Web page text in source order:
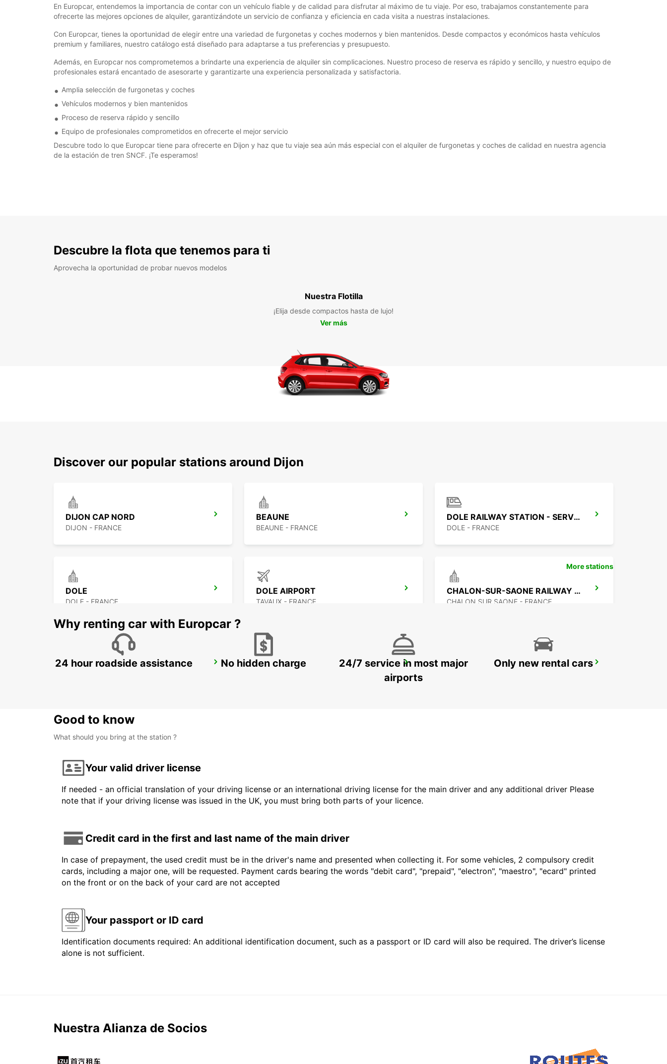
*Con cargos extras
días festivos.
+33 (0) 358287804
En Europcar, entendemos la importancia de contar con un vehículo fiable y de calidad para disfrutar al máximo de tu viaje. Por eso, trabajamos constantemente para
ofrecerte las mejores opciones de alquiler, garantizándote un servicio de confianza y eficiencia en cada visita a nuestras instalaciones.
Con Europcar, tienes la oportunidad de elegir entre una variedad de furgonetas y coches modernos y bien mantenidos. Desde compactos y económicos hasta vehículos
premium y familiares, nuestro catálogo está diseñado para adaptarse a tus preferencias y presupuesto.
Además, en Europcar nos comprometemos a brindarte una experiencia de alquiler sin complicaciones. Nuestro proceso de reserva es rápido y sencillo, y nuestro equipo de
profesionales estará encantado de asesorarte y garantizarte una experiencia personalizada y satisfactoria.
Amplia selección de furgonetas y coches
Vehículos modernos y bien mantenidos
Proceso de reserva rápido y sencillo
Equipo de profesionales comprometidos en ofrecerte el mejor servicio
Descubre todo lo que Europcar tiene para ofrecerte en Dijon y haz que tu viaje sea aún más especial con el alquiler de furgonetas y coches de calidad en nuestra agencia
de la estación de tren SNCF. ¡Te esperamos!
Descubre la flota que tenemos para ti
Aprovecha la oportunidad de probar nuevos modelos
Nuestra Flotilla
¡Elija desde compactos hasta de lujo!
Ver más
Discover our popular stations around Dijon
DIJON CAP NORD
DIJON - FRANCE
BEAUNE
BEAUNE - FRANCE
DOLE RAILWAY STATION - SERVICE POINT
DOLE - FRANCE
DOLE
DOLE - FRANCE
DOLE AIRPORT
TAVAUX - FRANCE
CHALON-SUR-SAONE RAILWAY STATION - SERVICE POINT
CHALON SUR SAONE - FRANCE
CHALON-SUR-SAONE BESANCON FRANCHE-COMTE TGV RAILWAY STATION BESANCON NORTH
More stations
Why renting car with Europcar ?
24 hour roadside assistance No hidden charge
24/7 service in most major
airports
Only new rental cars
Good to know
What should you bring at the station ?
Your valid driver license
If needed - an official translation of your driving license or an international driving license for the main driver and any additional driver Please
note that if your driving license was issued in the UK, you must bring both parts of your licence.
Credit card in the first and last name of the main driver
In case of prepayment, the used credit must be in the driver's name and presented when collecting it. For some vehicles, 2 compulsory credit
cards, including a major one, will be requested. Payment cards bearing the words "debit card", "prepaid", "electron", "maestro", "ecard" printed
on the front or on the back of your card are not accepted
Your passport or ID card
Identification documents required: An additional identification document, such as a passport or ID card will also be required. The driver’s license
alone is not sufficient.
Nuestra Alianza de Socios